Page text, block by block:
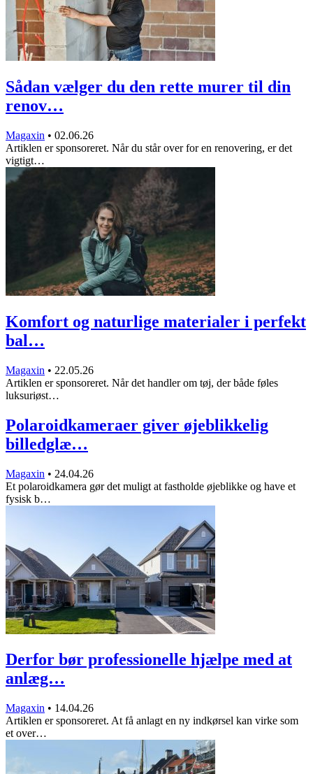
Sådan vælger du den rette murer til din
renov…
Magaxin • 02.06.26
Artiklen er sponsoreret. Når du står over for en renovering, er det
vigtigt…
Komfort og naturlige materialer i perfekt
bal…
Magaxin • 22.05.26
Artiklen er sponsoreret. Når det handler om tøj, der både føles
luksuriøst…
Polaroidkameraer giver øjeblikkelig
billedglæ…
Magaxin • 24.04.26
Et polaroidkamera gør det muligt at fastholde øjeblikke og have et
fysisk b…
Derfor bør professionelle hjælpe med at
anlæg…
Magaxin • 14.04.26
Artiklen er sponsoreret. At få anlagt en ny indkørsel kan virke som
et over…